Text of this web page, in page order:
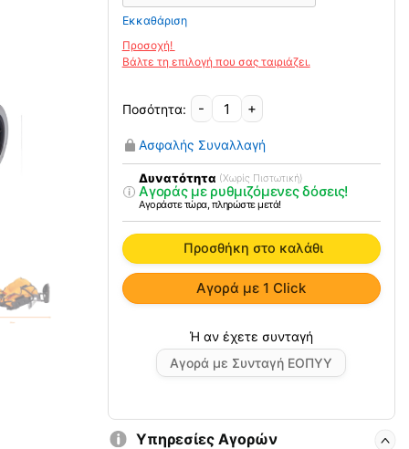
Εκκαθάριση
Αγορά με Συνταγή ΕΟΠΥΥ
Αγορά με 1 Click
-
Aναπηρικό
Αμαξίδιο
Τετραπληγίας
Sammy
ποσότητα
+
Ασφαλής Συναλλαγή
Δυνατότητα (Χωρίς Πιστωτική)
Αγοράς με ρυθμιζόμενες δόσεις!
Αγοράστε τώρα, πληρώστε μετά!
Προσθήκη στο καλάθι
Υπηρεσίες Αγορών